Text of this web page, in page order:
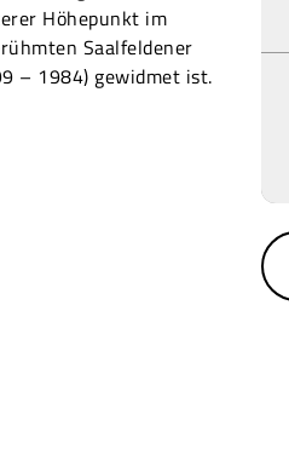
Höhepunkt im
Saalfeldener
– 1984) gewidmet ist.